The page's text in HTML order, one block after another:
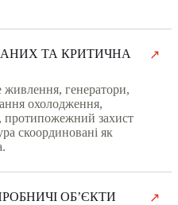
ТА КРИТИЧНА
живлення, генератори,
охолодження,
протипожежний захист
скоординовані як
↗
ОБʼЄКТИ
↗